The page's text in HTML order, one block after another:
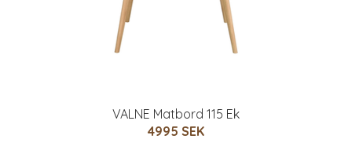
VALNE Matbord 115 Ek
4995 SEK